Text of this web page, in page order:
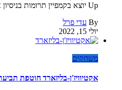
Up יוצא בקמפיין תרומות בניסיון אחרון להצילו מפני סגירה
By עדי פרל
יולי 15, 2022
משחקים
אקטיוויז'ן-בליזארד חוטפת